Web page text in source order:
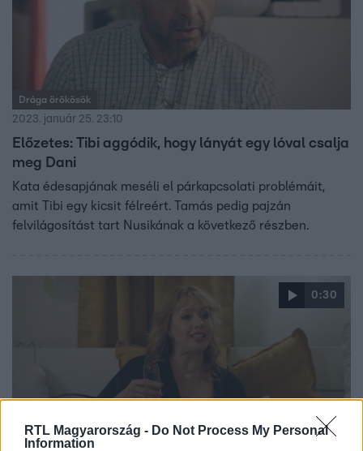
RTL Magyarország - Do Not Process My Personal
Information
Drága örökösök
2023. január 25. 23:10
Előzetes: Tibi aggódik, hogy lányát egy lóval csalja
meg Dani
Kata édesapjának meséli el párkapcsolati problémáit,
amit Tibi egy kicsit félreért. Tamás pedig pajzán
felvilágosítást tart Nusikának a következő részben.
0:30